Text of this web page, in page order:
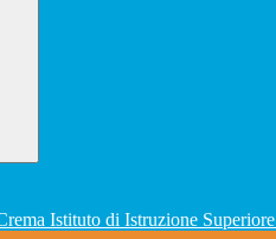
Istituto di Istruzione Superiore